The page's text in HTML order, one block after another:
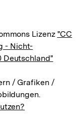
Lizenz "CC
- Nicht-
Deutschland"
/ Grafiken /